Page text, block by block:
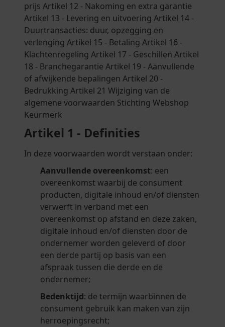
prijs Artikel 12 - Nakoming en extra garantie
Artikel 13 - Levering en uitvoering Artikel 14 -
Duurtransacties: duur, opzegging en
verlenging Artikel 15 - Betaling Artikel 16 -
Klachtenregeling Artikel 17 - Geschillen Artikel
18 - Branchegarantie Artikel 19 - Aanvullende
of afwijkende bepalingen Artikel 20 -
Bedrukking Artikel 21 Wijziging van de
algemene voorwaarden Stichting Webshop
Keurmerk
Artikel 1 - Definities
In deze voorwaarden wordt verstaan onder:
Aanvullende overeenkomst: een
overeenkomst waarbij de consument
producten, digitale inhoud en/of diensten
verwerft in verband met een
overeenkomst op afstand en deze zaken,
digitale inhoud en/of diensten door de
ondernemer worden geleverd of door
een derde partij op basis van een
afspraak tussen die derde en de
ondernemer;
Bedenktijd: de termijn waarbinnen de
consument gebruik kan maken van zijn
herroepingsrecht;